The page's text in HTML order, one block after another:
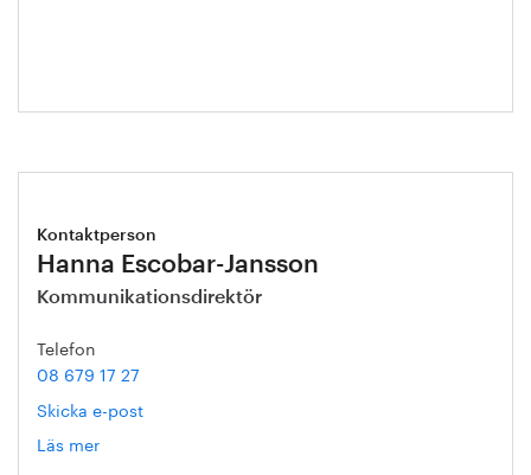
Kontaktperson
Hanna Escobar-Jansson
Kommunikationsdirektör
Telefon
08 679 17 27
Skicka e-post
Läs mer